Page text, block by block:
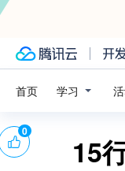
首页 学习
15
0